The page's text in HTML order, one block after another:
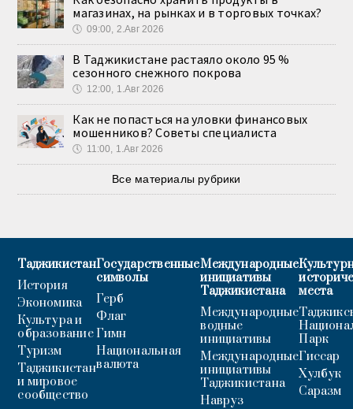
магазинах, на рынках и в торговых точках?
🕔 09:00, 2.Авг 2026
В Таджикистане растаяло около 95 %
сезонного снежного покрова
🕔 12:00, 1.Авг 2026
Как не попасться на уловки финансовых
мошенников? Советы специалиста
🕔 11:00, 1.Авг 2026
Все материалы рубрики
Таджикистан
История
Экономика
Культура и
образование
Туризм
Таджикистан
и мировое
сообщество
Государственные
символы
Герб
Флаг
Гимн
Национальная
валюта
Международные
инициативы
Таджикистана
Международные
водные
инициативы
Международные
инициативы
Таджикистана
Навруз
места
Парк
Гиссар
Хулбук
Саразм